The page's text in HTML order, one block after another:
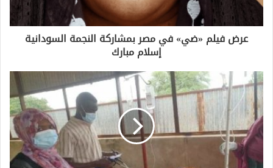
عرض فيلم «ضي» في مصر بمشاركة النجمة السودانية
إسلام مبارك